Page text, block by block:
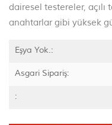
dairesel testereler,
anahtarlar gibi yüksek
Eşya Yok.:
Asgari Sipariş:
: